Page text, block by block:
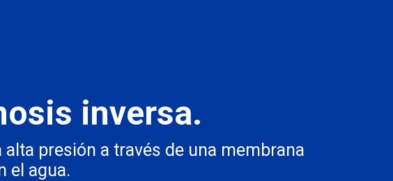
inversa.
presión a través de una membrana
el agua.